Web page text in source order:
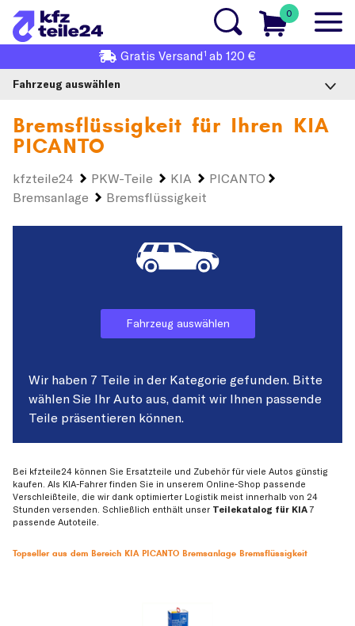
0
Gratis Versand1 ab 120 €
Fahrzeug auswählen
Bremsflüssigkeit für Ihren KIA
PICANTO
kfzteile24 PKW-Teile KIA
PICANTO
Bremsanlage
Bremsflüssigkeit
Fahrzeug auswählen
Wir haben 7 Teile in der Kategorie gefunden. Bitte
wählen Sie Ihr Auto aus, damit wir Ihnen passende
Teile präsentieren können.
Bei kfzteile24 können Sie Ersatzteile und Zubehör für viele Autos günstig
kaufen. Als KIA-Fahrer finden Sie in unserem Online-Shop passende
Verschleißteile, die wir dank optimierter Logistik meist innerhalb von 24
Stunden versenden. Schließlich enthält unser Teilekatalog für KIA7
passende Autoteile.
Topseller aus dem Bereich KIA PICANTO Bremsanlage Bremsflüssigkeit